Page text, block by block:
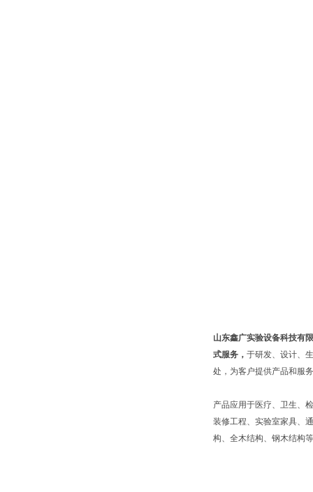
山东鑫广实验设备科技有
式服务， 于研发、设计、
处，为客户提供产品和服
产品应用于医疗、卫生、
装修工程、实验室家具、
构、全木结构、钢木结构